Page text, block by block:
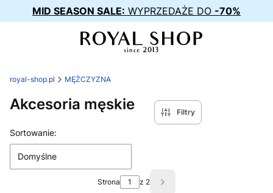
MID SEASON SALE: WYPRZEDAŻE DO -70%
royal-shop.pl MĘŻCZYZNA
Akcesoria męskie Filtry
Lista produktów
Sortowanie:
Domyślne
Strona z 2 Następne produkty